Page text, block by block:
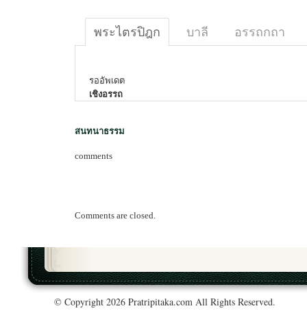
พระไตรปิฎก บาลี อรรถกถา
รออัพเดต
เชิงอรรถ
สนทนาธรรม
comments
Comments are closed.
© Copyright 2026 Pratripitaka.com All Rights Reserved.